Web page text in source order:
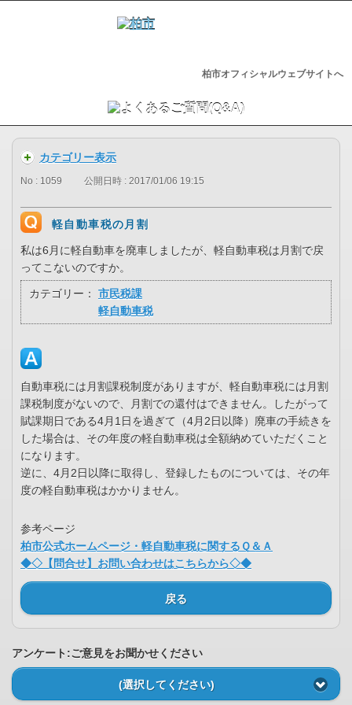
柏市オフィシャルウェブサイトへ
カテゴリー表示
No : 1059 公開日時 : 2017/01/06 19:15
軽自動車税の月割
私は6月に軽自動車を廃車しましたが、軽自動車税は月割で戻
ってこないのですか。
カテゴリー：
市民税課
軽自動車税
自動車税には月割課税制度がありますが、軽自動車税には月割
課税制度がないので、月割での還付はできません。したがって
賦課期日である4月1日を過ぎて（4月2日以降）廃車の手続きを
した場合は、その年度の軽自動車税は全額納めていただくこと
になります。
逆に、4月2日以降に取得し、登録したものについては、その年
度の軽自動車税はかかりません。
参考ページ
柏市公式ホームページ・軽自動車税に関するＱ＆Ａ
◆◇【問合せ】お問い合わせはこちらから◇◆
戻る
アンケート:ご意見をお聞かせください
(選択してください)